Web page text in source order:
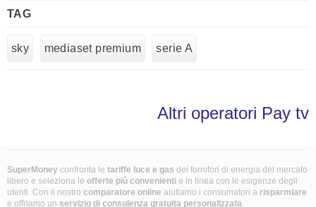
TAG
sky mediaset premium serie A
Altri operatori Pay tv
SuperMoney confronta le tariffe luce e gas dei fornitori di energia del mercato
libero e seleziona le offerte più convenienti e in linea con le esigenze degli
utenti. Con il nostro comparatore online aiutiamo i consumatori a risparmiare
e offriamo un servizio di consulenza gratuita personalizzata.